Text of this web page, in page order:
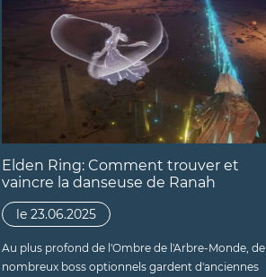
Elden Ring: Comment trouver et
vaincre la danseuse de Ranah
le 23.06.2025
Au plus profond de l'Ombre de l'Arbre-Monde, de
nombreux boss optionnels gardent d'anciennes